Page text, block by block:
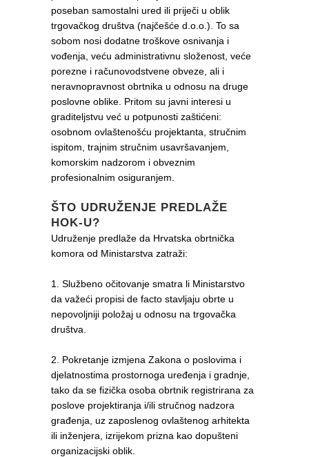
poseban samostalni ured ili priječi u oblik
trgovačkog društva (najčešće d.o.o.). To sa
sobom nosi dodatne troškove osnivanja i
vođenja, veću administrativnu složenost, veće
porezne i računovodstvene obveze, ali i
neravnopravnost obrtnika u odnosu na druge
poslovne oblike. Pritom su javni interesi u
graditeljstvu već u potpunosti zaštićeni:
osobnom ovlaštenošću projektanta, stručnim
ispitom, trajnim stručnim usavršavanjem,
komorskim nadzorom i obveznim
profesionalnim osiguranjem.
ŠTO UDRUŽENJE PREDLAŽE
HOK-U?
Udruženje predlaže da Hrvatska obrtnička
komora od Ministarstva zatraži:
1. Službeno očitovanje smatra li Ministarstvo
da važeći propisi de facto stavljaju obrte u
nepovoljniji položaj u odnosu na trgovačka
društva.
2. Pokretanje izmjena Zakona o poslovima i
djelatnostima prostornoga uređenja i gradnje,
tako da se fizička osoba obrtnik registrirana za
poslove projektiranja i/ili stručnog nadzora
građenja, uz zaposlenog ovlaštenog arhitekta
ili inženjera, izrijekom prizna kao dopušteni
organizacijski oblik.